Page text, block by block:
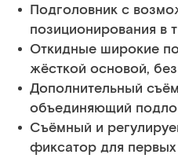
Подголовник с
позиционирования в
Откидные широкие
жёсткой основой,
Дополнительный
объединяющий
Съёмный и
фиксатор для